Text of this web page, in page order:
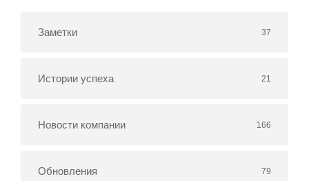
Заметки 37
Истории успеха 21
Новости компании 166
Обновления 79